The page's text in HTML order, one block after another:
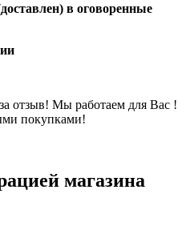
в оговоренные
отзыв! Мы работаем для Вас !
покупками!
магазина